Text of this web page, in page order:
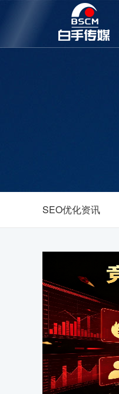
SEO优化资讯